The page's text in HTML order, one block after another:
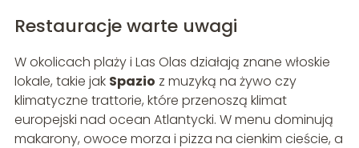
Restauracje warte uwagi
W okolicach plaży i Las Olas działają znane włoskie
lokale, takie jak Spazio z muzyką na żywo czy
klimatyczne trattorie, które przenoszą klimat
europejski nad ocean Atlantycki. W menu dominują
makarony, owoce morza i pizza na cienkim cieście, a